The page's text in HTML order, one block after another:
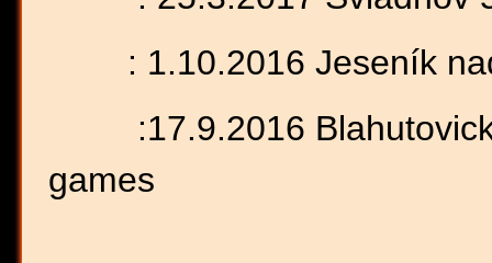
: 1.10.2016 Jeseník
:17.9.2016
games